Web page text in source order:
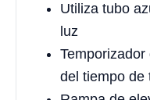
Utiliza tubo
luz
del tiempo de